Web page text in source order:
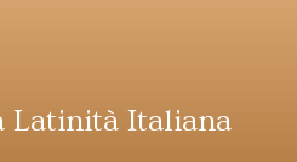
Latinità Italiana